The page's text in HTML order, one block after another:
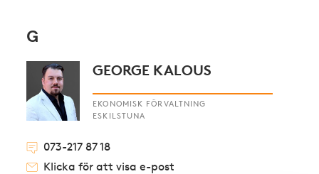
G
GEORGE KALOUS
EKONOMISK FÖRVALTNING
ESKILSTUNA
073-217 87 18
Klicka för att visa e-post